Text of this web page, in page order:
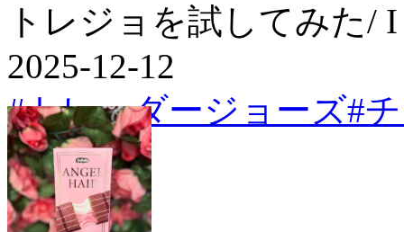
トレジョを試してみた/ I
2025-12-12
#トレーダージョーズ#